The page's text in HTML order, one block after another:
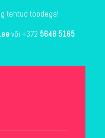
tehtud töödega!
või +372 5646 5165